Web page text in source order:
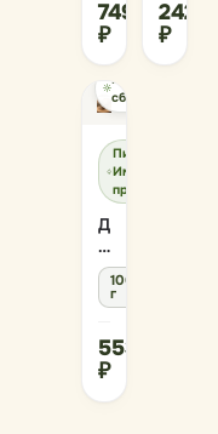
749
₽
242
₽
Ручной
сбор
Пищеварение,
Иммунитет и
простуда
Дягиль
корень
(дробленый)
100
г
553
₽